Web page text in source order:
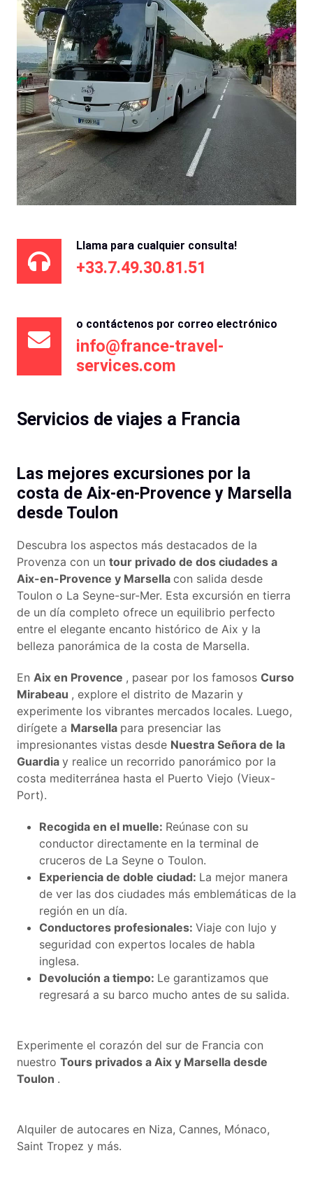
Llama para cualquier consulta!
+33.7.49.30.81.51
o contáctenos por correo electrónico
info@france-travel-
services.com
Servicios de viajes a Francia
Las mejores excursiones por la
costa de Aix-en-Provence y Marsella
desde Toulon
Descubra los aspectos más destacados de la
Provenza con un tour privado de dos ciudades a
Aix-en-Provence y Marsella con salida desde
Toulon o La Seyne-sur-Mer. Esta excursión en tierra
de un día completo ofrece un equilibrio perfecto
entre el elegante encanto histórico de Aix y la
belleza panorámica de la costa de Marsella.
En Aix en Provence , pasear por los famosos Curso
Mirabeau , explore el distrito de Mazarin y
experimente los vibrantes mercados locales. Luego,
dirígete a Marsella para presenciar las
impresionantes vistas desde Nuestra Señora de la
Guardia y realice un recorrido panorámico por la
costa mediterránea hasta el Puerto Viejo (Vieux-
Port).
Recogida en el muelle: Reúnase con su
conductor directamente en la terminal de
cruceros de La Seyne o Toulon.
Experiencia de doble ciudad: La mejor manera
de ver las dos ciudades más emblemáticas de la
región en un día.
Conductores profesionales: Viaje con lujo y
seguridad con expertos locales de habla
inglesa.
Devolución a tiempo: Le garantizamos que
regresará a su barco mucho antes de su salida.
Experimente el corazón del sur de Francia con
nuestro Tours privados a Aix y Marsella desde
Toulon .
Alquiler de autocares en Niza, Cannes, Mónaco,
Saint Tropez y más.